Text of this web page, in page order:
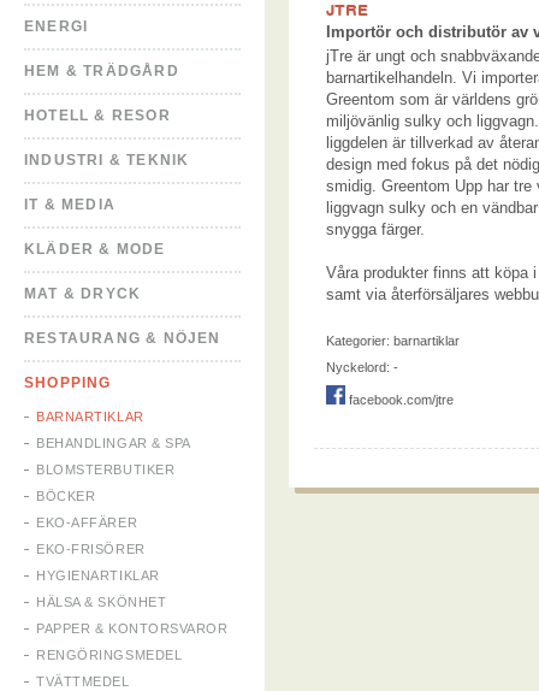
ENERGI
HEM & TRÄDGÅRD
HOTELL & RESOR
INDUSTRI & TEKNIK
IT & MEDIA
KLÄDER & MODE
MAT & DRYCK
RESTAURANG & NÖJEN
SHOPPING
BARNARTIKLAR
BEHANDLINGAR & SPA
BLOMSTERBUTIKER
BÖCKER
EKO-AFFÄRER
EKO-FRISÖRER
HYGIENARTIKLAR
HÄLSA & SKÖNHET
PAPPER & KONTORSVAROR
RENGÖRINGSMEDEL
TVÄTTMEDEL
JTRE
Importör och distributör av
jTre är ungt och
barnartikelhandeln. Vi
Greentom som är världens
miljövänlig sulky och
liggdelen är tillverkad av
design med fokus på det
smidig. Greentom Upp har
liggvagn sulky och en
snygga färger.
Våra produkter finns att köpa
samt via återförsäljares
Kategorier: barnartiklar
Nyckelord: -
facebook.com/jtre